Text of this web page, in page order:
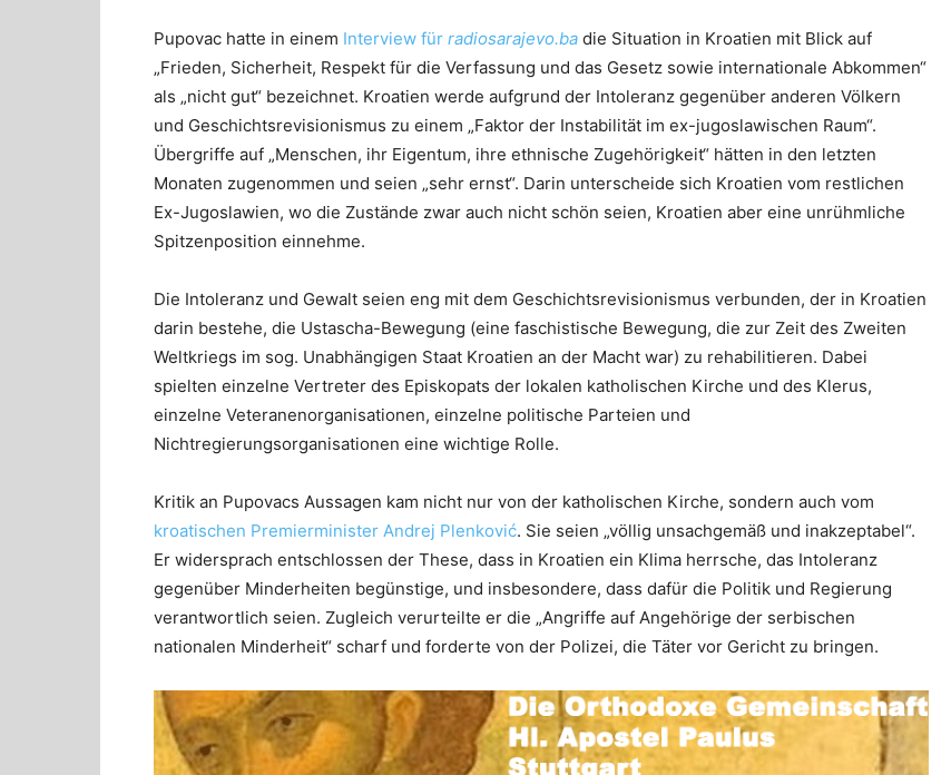
Pupovac hatte in einem Interview für radiosarajevo.ba die Situation in Kroatien mit Blick auf
„Frieden, Sicherheit, Respekt für die Verfassung und das Gesetz sowie internationale Abkommen“
als „nicht gut“ bezeichnet. Kroatien werde aufgrund der Intoleranz gegenüber anderen Völkern
und Geschichtsrevisionismus zu einem „Faktor der Instabilität im ex-jugoslawischen Raum“.
Übergriffe auf „Menschen, ihr Eigentum, ihre ethnische Zugehörigkeit“ hätten in den letzten
Monaten zugenommen und seien „sehr ernst“. Darin unterscheide sich Kroatien vom restlichen
Ex-Jugoslawien, wo die Zustände zwar auch nicht schön seien, Kroatien aber eine unrühmliche
Spitzenposition einnehme.
Die Intoleranz und Gewalt seien eng mit dem Geschichtsrevisionismus verbunden, der in Kroatien
darin bestehe, die Ustascha-Bewegung (eine faschistische Bewegung, die zur Zeit des Zweiten
Weltkriegs im sog. Unabhängigen Staat Kroatien an der Macht war) zu rehabilitieren. Dabei
spielten einzelne Vertreter des Episkopats der lokalen katholischen Kirche und des Klerus,
einzelne Veteranenorganisationen, einzelne politische Parteien und
Nichtregierungsorganisationen eine wichtige Rolle.
Kritik an Pupovacs Aussagen kam nicht nur von der katholischen Kirche, sondern auch vom
kroatischen Premierminister Andrej Plenković. Sie seien „völlig unsachgemäß und inakzeptabel“.
Er widersprach entschlossen der These, dass in Kroatien ein Klima herrsche, das Intoleranz
gegenüber Minderheiten begünstige, und insbesondere, dass dafür die Politik und Regierung
verantwortlich seien. Zugleich verurteilte er die „Angriffe auf Angehörige der serbischen
nationalen Minderheit“ scharf und forderte von der Polizei, die Täter vor Gericht zu bringen.